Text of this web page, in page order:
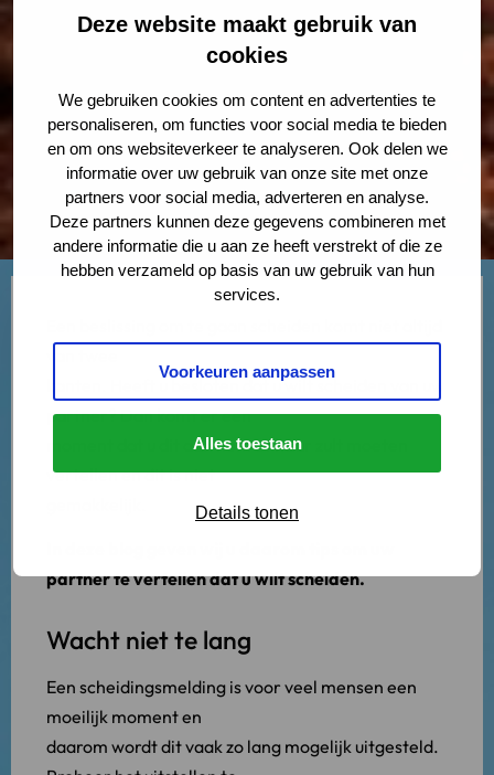
Deze website maakt gebruik van
cookies
We gebruiken cookies om content en advertenties te
personaliseren, om functies voor social media te bieden
en om ons websiteverkeer te analyseren. Ook delen we
informatie over uw gebruik van onze site met onze
partners voor social media, adverteren en analyse.
Deze partners kunnen deze gegevens combineren met
andere informatie die u aan ze heeft verstrekt of die ze
hebben verzameld op basis van uw gebruik van hun
services.
Voorkeuren aanpassen
Alles toestaan
Details tonen
kanten. Heeft u besloten dat u wilt scheiden van uw
partner? Dan komt er een
moment dat u dit aan hem of haar zult moeten
vertellen en dit is niet
partner te vertellen dat u wilt scheiden.
Wacht niet te lang
Een scheidingsmelding is voor veel mensen een
moeilijk moment en
daarom wordt dit vaak zo lang mogelijk uitgesteld.